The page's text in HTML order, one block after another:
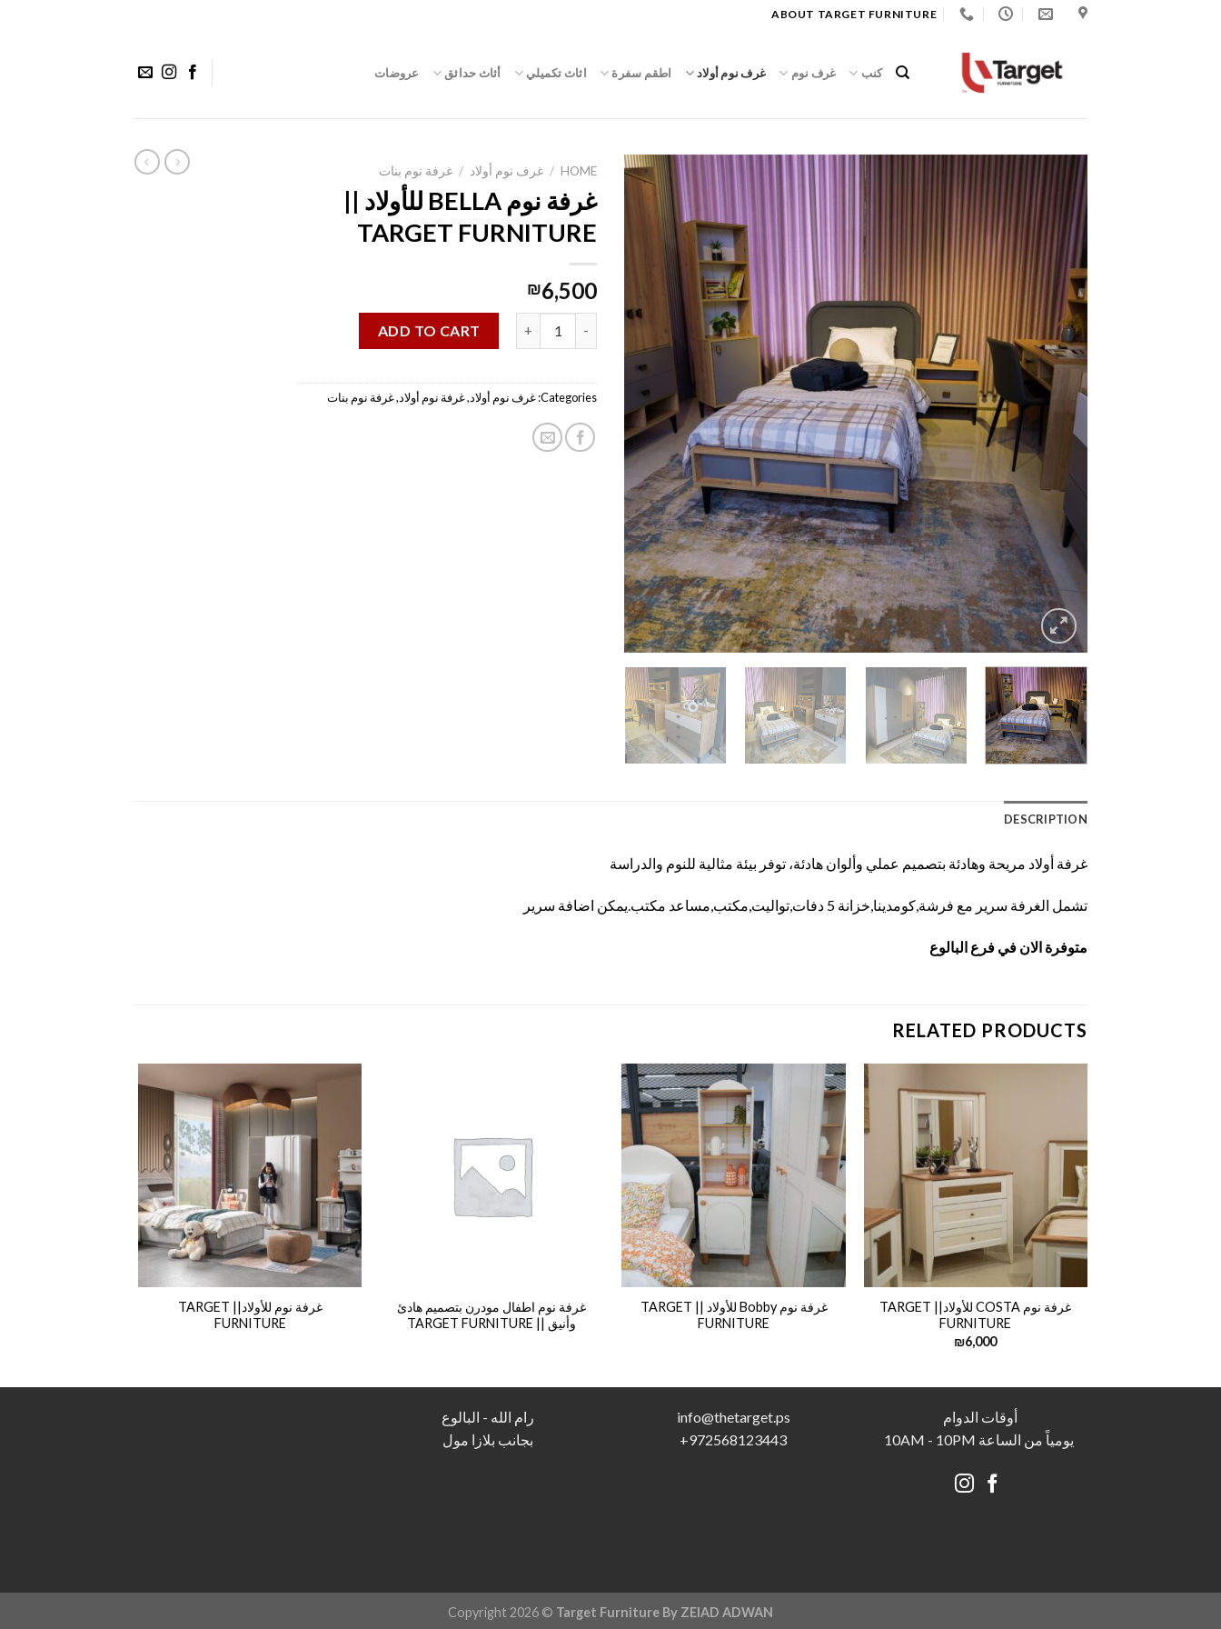
ABOUT TARGET FURNITURE
كنب غرف نوم غرف نوم أولاد اطقم سفرة اثاث تكميلي أثاث حدائق عروضات
HOME
/ غرف نوم أولاد / غرفة نوم بنات
غرفة نوم BELLA للأولاد ||
TARGET FURNITURE
₪6,500
ADD TO CART
Categories: غرف نوم أولاد,غرفة نوم أولاد,غرفة نوم بنات
DESCRIPTION
غرفة أولاد مريحة وهادئة بتصميم عملي وألوان هادئة، توفر بيئة مثالية للنوم والدراسة
تشمل الغرفة سرير مع فرشة,كومدينا,خزانة 5 دفات,تواليت,مكتب,مساعد مكتب.يمكن اضافة سرير
متوفرة الان في فرع البالوع
RELATED PRODUCTS
غرفة نوم COSTA للأولاد|| TARGET
FURNITURE
₪6,000
غرفة نوم Bobby للأولاد || TARGET
FURNITURE
غرفة نوم اطفال مودرن بتصميم هادئ
وأنيق || TARGET FURNITURE
غرفة نوم للأولاد|| TARGET
FURNITURE
أوقات الدوام
يومياً من الساعة 10AM - 10PM
info@thetarget.ps
972568123443
+
رام الله - البالوع
بجانب بلازا مول
Copyright 2026 © Target Furniture By ZEIAD ADWAN